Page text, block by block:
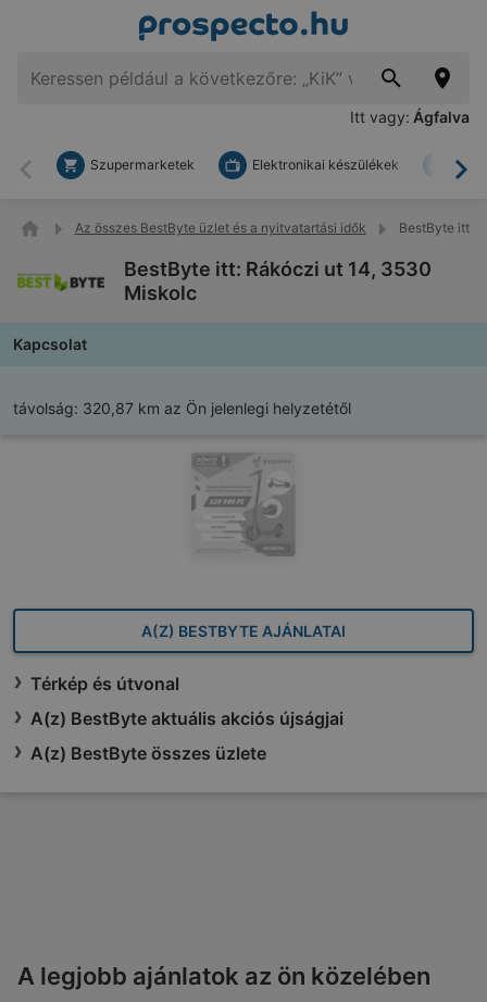
Itt vagy: Ágfalva
Vissza
Szupermarketek Elektronikai készülékek
Az összes BestByte üzlet és a nyitvatartási idők BestByte itt:
BestByte itt: Rákóczi ut 14, 3530
Miskolc
Kapcsolat
távolság: 320,87 km az Ön jelenlegi helyzetétől
A(Z) BESTBYTE AJÁNLATAI
Térkép és útvonal
A(z) BestByte aktuális akciós újságjai
A(z) BestByte összes üzlete
A legjobb ajánlatok az ön közelében